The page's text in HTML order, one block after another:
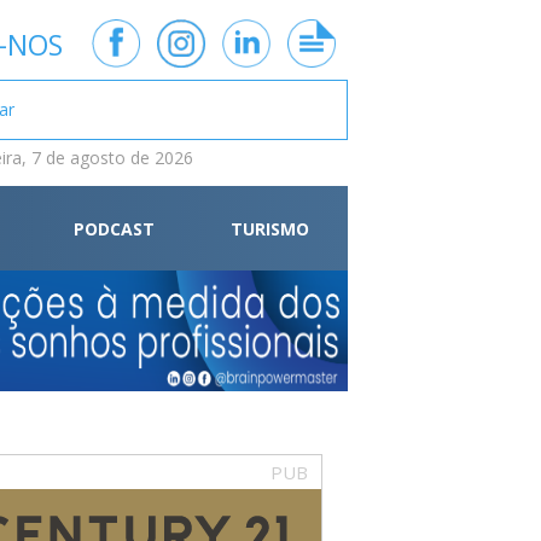
7 de agosto de 2026
PODCAST TURISMO
PUB